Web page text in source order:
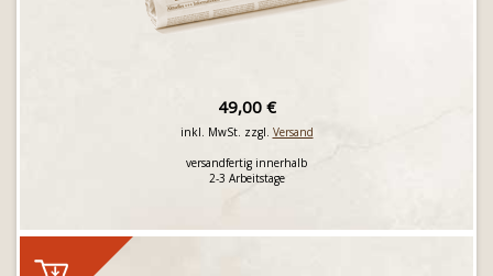
49,00 €
inkl. MwSt. zzgl. Versand
versandfertig innerhalb
2-3 Arbeitstage